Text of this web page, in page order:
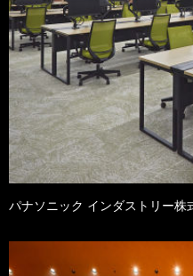
パナソニック インダストリー株